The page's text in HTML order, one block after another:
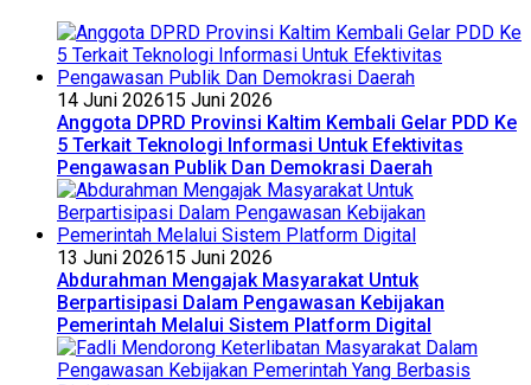
14 Juni 202615 Juni 2026
Anggota DPRD Provinsi Kaltim Kembali Gelar PDD Ke
5 Terkait Teknologi Informasi Untuk Efektivitas
Pengawasan Publik Dan Demokrasi Daerah
13 Juni 202615 Juni 2026
Abdurahman Mengajak Masyarakat Untuk
Berpartisipasi Dalam Pengawasan Kebijakan
Pemerintah Melalui Sistem Platform Digital